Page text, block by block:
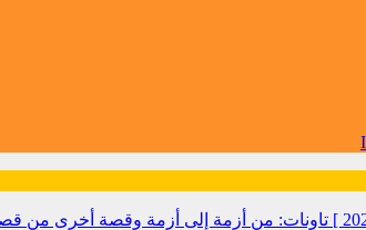
تاونات: من أزمة إلى أزمة وقصة أخرى